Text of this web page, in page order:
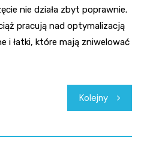
nie działa zbyt poprawnie.
pracują nad optymalizacją
i łatki, które mają zniwelować
Kolejny